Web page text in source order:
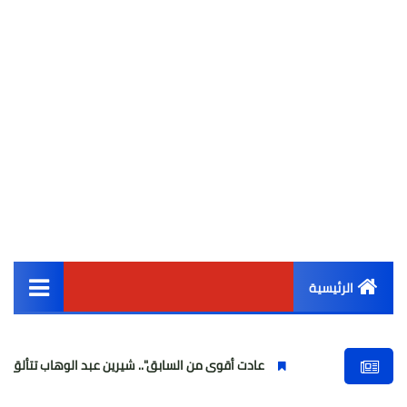
الرئيسية
أخبار مصر
عادت أقوى من السابق".. شيرين عبد الوهاب تتألق في أولى